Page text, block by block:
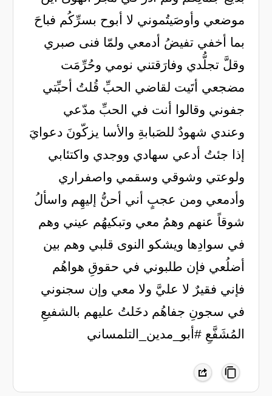
موضعي وأوصَيتُموني لا أبوح بسرِّكُم فباحَ
بما أخفي تفيضُ أدمعي ولمّا فنى صبري
وقلَّ تجلُّدي وفارَقتني نومي وحُرِّمَت
مضجعي أتَيت لقاضي الحبِّ قُلتُ أحبِّتي
جفوني وقالوا أنت في الحبِّ مدّعي
وعندي شهودٌ للصَبابةِ والأسا يزكّونَ دعوايَ
إذا جئتُ أدعي سهادي ووجدي واكتئابي
ولوعتي وشوقي وسقمي واصفراري
وأدمعي ومن عجبٍ أني أحنُّ إليهِم واسألُ
شوقاً عنهم وهمُ معي وتبكيهُم عيني وهم
في سوادِها ويشكو النوى قلبي وهم بين
أضلُعي فإن طلبوني في حقوقِ هواهُم
فإني فقيرٌ لا عليَّ ولا معي وإن سجنوني
في سجونِ جفاهُم دخَلتُ عليهم بالشفيعِ
المُشَفَّعِ #أبو_مدين_التلمساني